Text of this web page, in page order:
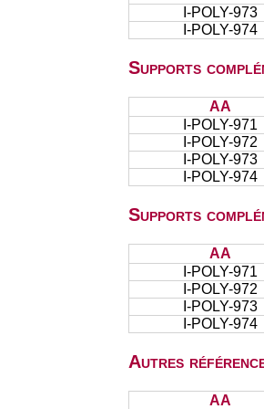
I-POLY-973
I-POLY-974
Supports
AA
I-POLY-971
I-POLY-972
I-POLY-973
I-POLY-974
Supports
AA
I-POLY-971
I-POLY-972
I-POLY-973
I-POLY-974
Autres
AA